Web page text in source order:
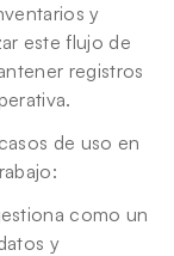
y
este flujo de
registros
de uso en
como un
y